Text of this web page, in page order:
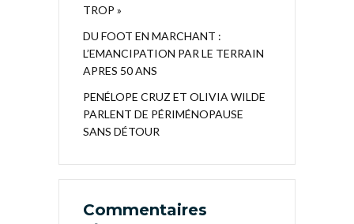
TROP »
DU FOOT EN MARCHANT :
L’EMANCIPATION PAR LE TERRAIN
APRES 50 ANS
PENÉLOPE CRUZ ET OLIVIA WILDE
PARLENT DE PÉRIMÉNOPAUSE
SANS DÉTOUR
Commentaires